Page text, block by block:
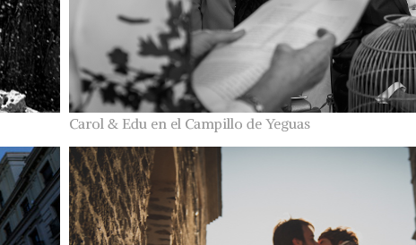
Carol & Edu en el Campillo de Yeguas